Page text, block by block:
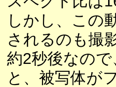
しかし、この
されるのも撮
約2秒後なの
と、被写体が